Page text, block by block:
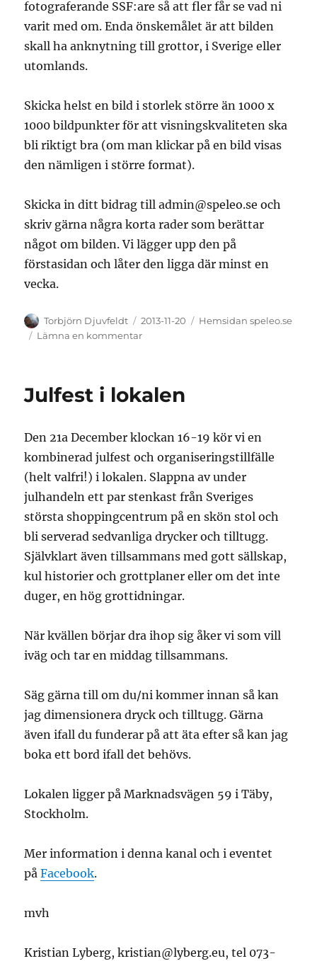
nuläget…
fotograferande SSF:are så att fler får se vad ni
varit med om. Enda önskemålet är att bilden
skall ha anknytning till grottor, i Sverige eller
utomlands.
Skicka helst en bild i storlek större än 1000 x
1000 bildpunkter för att visningskvaliteten ska
bli riktigt bra (om man klickar på en bild visas
den nämligen i större format).
Skicka in ditt bidrag till admin@speleo.se och
skriv gärna några korta rader som berättar
något om bilden. Vi lägger upp den på
förstasidan och låter den ligga där minst en
vecka.
Författare
Torbjörn Djuvfeldt
Publicerat
den
2013-11-20 Kategorier
Hemsidan speleo.se
Lämna en kommentartill
Julfest i lokalen
Den 21a December klockan 16-19 kör vi en
kombinerad julfest och organiseringstillfälle
(helt valfri!) i lokalen. Slappna av under
julhandeln ett par stenkast från Sveriges
största shoppingcentrum på en skön stol och
bli serverad sedvanliga drycker och tilltugg.
Självklart även tillsammans med gott sällskap,
kul historier och grottplaner eller om det inte
duger, en hög grottidningar.
När kvällen börjar dra ihop sig åker vi som vill
iväg och tar en middag tillsammans.
Säg gärna till om du/ni kommer innan så kan
jag dimensionera dryck och tilltugg. Gärna
även ifall du funderar på att äta efter så kan jag
boka ett bord ifall det behövs.
Lokalen ligger på Marknadsvägen 59 i Täby,
Stockholm.
Mer information i denna kanal och i eventet
påFacebook.
mvh
Kristian Lyberg, kristian@lyberg.eu, tel 073-